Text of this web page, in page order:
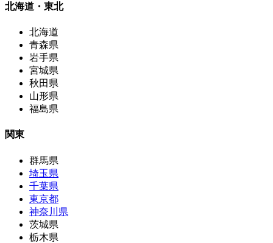
北海道・東北
北海道
青森県
岩手県
宮城県
秋田県
山形県
福島県
関東
群馬県
埼玉県
千葉県
東京都
神奈川県
茨城県
栃木県